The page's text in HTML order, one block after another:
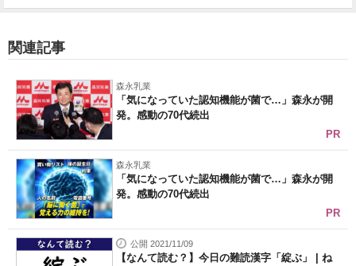
関連記事
森永乳業
「気になっていた認知機能が菌で…」森永が開
発。感動の70代続出
PR
森永乳業
「気になっていた認知機能が菌で…」森永が開
発。感動の70代続出
PR
公開 2021/11/09
【なんて読む？】今日の難読漢字「綻ぶ」 | ね